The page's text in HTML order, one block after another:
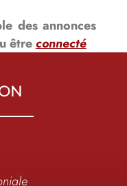
des annonces
êtreconnecté